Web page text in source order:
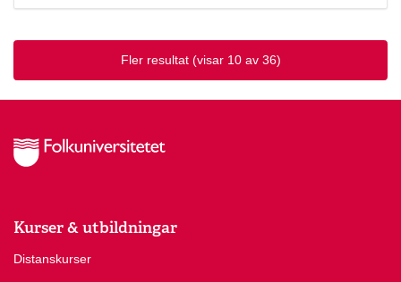
Fler resultat (visar 10 av 36)
Kurser & utbildningar
Distanskurser